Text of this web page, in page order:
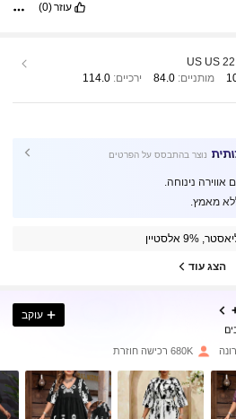
עוזר(0)
US US
מותניים: 84.0 ירכיים: 114.0
נוצר בהתבסס על הפרטים
נינוחה.
מאמץ.
הצג עוד
אחד
עוקב
680K רכישה חוזרת